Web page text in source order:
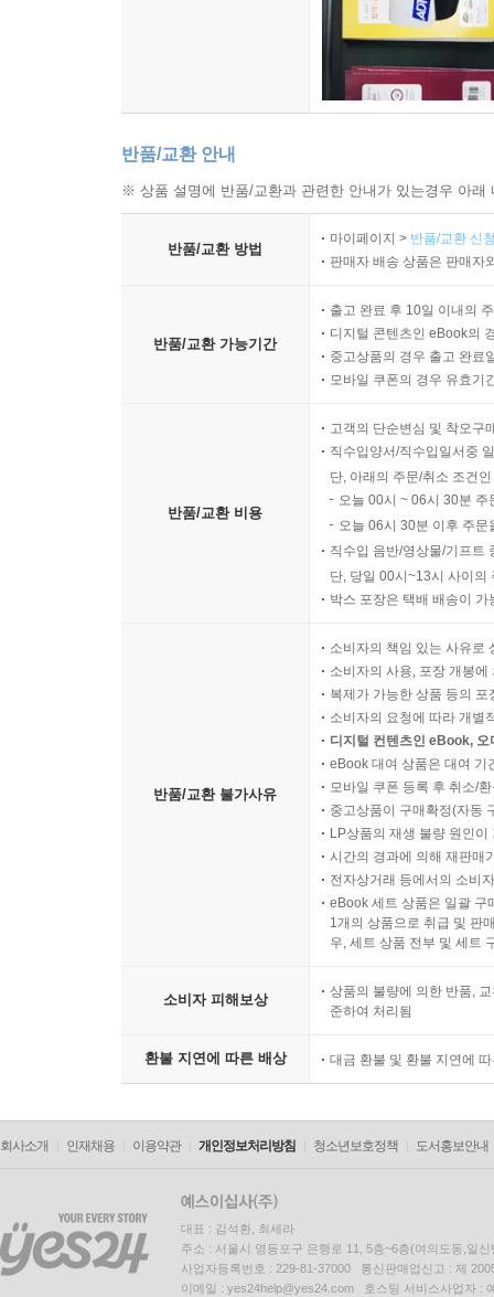
반품/교환 안내
※ 상품 설명에 반품/교환과 관련한 안내가 있는경우 아
반품/교환 방법
마이페이지 > 반품/교환 신
판매자 배송 상품은 판매자
반품/교환 가능기간
출고 완료 후 10일 이내의
디지털 콘텐츠인 eBook의
중고상품의 경우 출고 완료
모바일 쿠폰의 경우 유효기
반품/교환 비용
고객의 단순변심 및 착오구
직수입양서/직수입일서중
단, 아래의 주문/취소 조건
오늘 00시 ~ 06시 30분
오늘 06시 30분 이후 주
직수입 음반/영상물/기프트
단, 당일 00시~13시 사이의
박스 포장은 택배 배송이
반품/교환 불가사유
소비자의 책임 있는 사유로
소비자의 사용, 포장 개봉
복제가 가능한 상품 등의
소비자의 요청에 따라 개별
디지털 컨텐츠인 eBook,
eBook 대여 상품은 대여 기
모바일 쿠폰 등록 후 취소/
중고상품이 구매확정(자동
LP상품의 재생 불량 원인
시간의 경과에 의해 재판매
전자상거래 등에서의 소비
eBook 세트 상품은 일괄 구
1개의 상품으로 취급 및 판
우, 세트 상품 전부 및 세트
소비자 피해보상
상품의 불량에 의한 반품,
준하여 처리됨
환불 지연에 따른 배상 대금 환불 및 환불 지연에
회사소개 인재채용 이용약관 개인정보처리방침 청소년보호정책 도서홍보안내
대표 : 김석환, 최세라
주소 : 서울시 영등포구 은행로 11, 5층~6층(여의도동,일신
사업자등록번호 : 229-81-37000 통신판매업신고 : 제
이메일 : yes24help@yes24.com 호스팅 서비스사업자 :